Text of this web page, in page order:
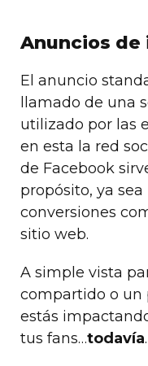
Anuncios de
El anuncio
llamado de una
utilizado por las
en esta la red
de Facebook
propósito, ya
conversiones
sitio web.
A simple vista
compartido o un
estás
tus fans…todavía.